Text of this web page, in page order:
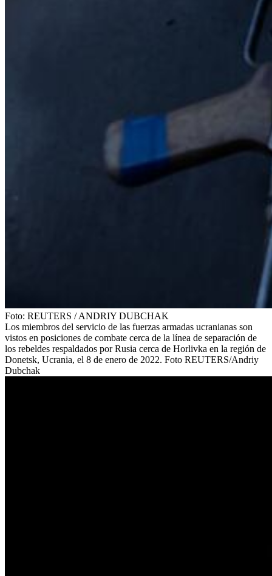
Foto: REUTERS /ANDRIY DUBCHAK
Los miembros del servicio de las fuerzas armadas ucranianas son
vistos en posiciones de combate cerca de la línea de separación de
los rebeldes respaldados por Rusia cerca de Horlivka en la región de
Donetsk, Ucrania, el 8 de enero de 2022. Foto REUTERS/Andriy
Dubchak